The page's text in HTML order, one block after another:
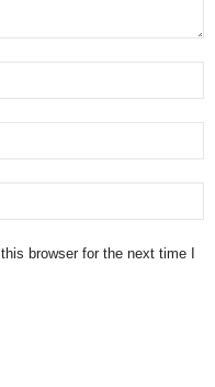
browser for the next time I